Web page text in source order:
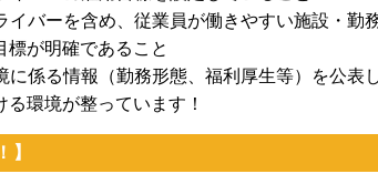
イバーを含め、従業員が働きやすい施設・勤
標が明確であること
に係る情報（勤務形態、福利厚生等）を公表
環境が整っています！
】